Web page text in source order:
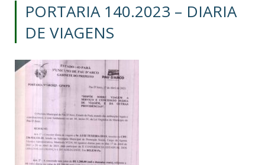
PORTARIA 140.2023 – DIARIA
DE VIAGENS